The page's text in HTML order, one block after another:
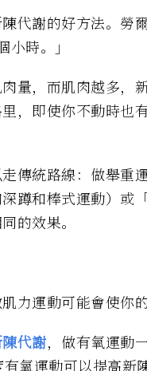
陳代謝的好方法。勞
時。」
量，而肌肉越多，
，即使你不動時也
傳統路線：做舉重
蹲和棒式運動）或
的效果。
力運動可能會使你
代謝，做有氧運動
氧運動可以提高新